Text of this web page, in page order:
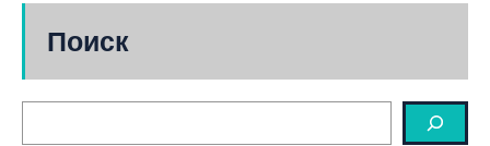
Поиск